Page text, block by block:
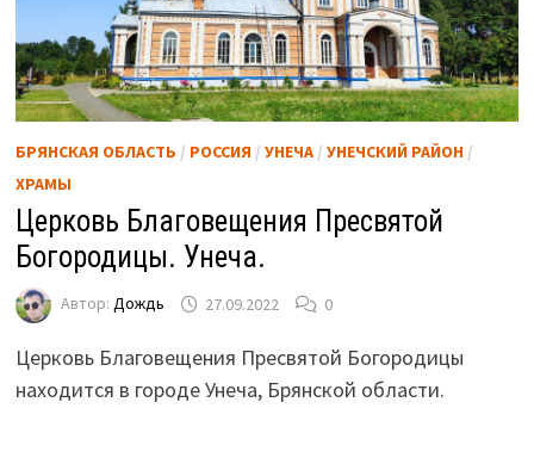
БРЯНСКАЯ ОБЛАСТЬ / РОССИЯ / УНЕЧА/ УНЕЧСКИЙ РАЙОН/
ХРАМЫ
Церковь Благовещения Пресвятой
Богородицы. Унеча.
Автор: Дождь 27.09.2022 0
Церковь Благовещения Пресвятой Богородицы
находится в городе Унеча, Брянской области.